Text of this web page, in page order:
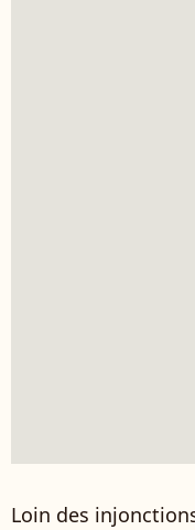
Loin des